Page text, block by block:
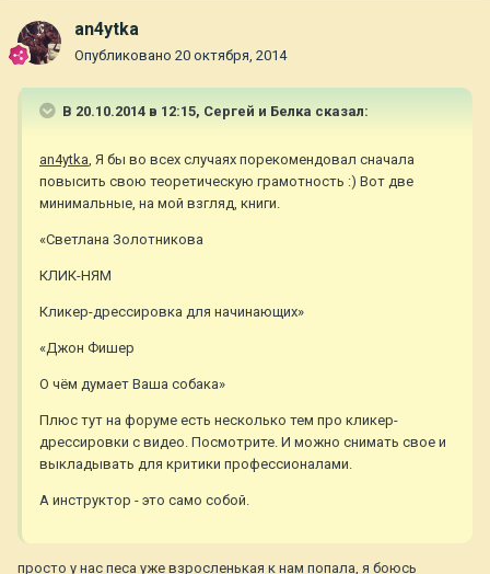
an4ytka
Опубликовано 20 октября, 2014
В 20.10.2014 в 12:15, Сергей и Белка сказал:
an4ytka, Я бы во всех случаях порекомендовал сначала
повысить свою теоретическую грамотность :) Вот две
минимальные, на мой взгляд, книги.
«Светлана Золотникова
КЛИК-НЯМ
Кликер-дрессировка для начинающих»
«Джон Фишер
О чём думает Ваша собака»
Плюс тут на форуме есть несколько тем про кликер-
дрессировки с видео. Посмотрите. И можно снимать свое и
выкладывать для критики профессионалами.
А инструктор - это само собой.
просто у нас песа уже взросленькая к нам попала, я боюсь